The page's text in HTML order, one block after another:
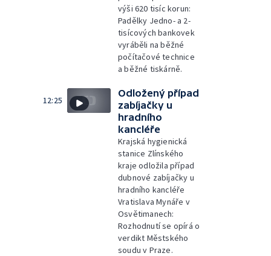
výši 620 tisíc korun:
Padělky Jedno- a 2-
tisícových bankovek
vyráběli na běžné
počítačové technice
a běžné tiskárně.
12:25
Odložený případ
zabíjačky u
hradního
kancléře
Krajská hygienická
stanice Zlínského
kraje odložila případ
dubnové zabíjačky u
hradního kancléře
Vratislava Mynáře v
Osvětimanech:
Rozhodnutí se opírá o
verdikt Městského
soudu v Praze.